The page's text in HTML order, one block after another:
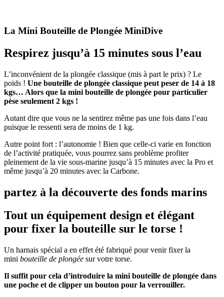
La Mini Bouteille de Plongée MiniDive
Respirez jusqu’à 15 minutes sous l’eau
L’inconvénient de la plongée classique (mis à part le prix) ? Le
poids ! Une bouteille de plongée classique peut peser de 14 à 18
kgs… Alors que la mini bouteille de plongée pour particulier
pèse seulement 2 kgs !
Autant dire que vous ne la sentirez même pas une fois dans l’eau
puisque le ressenti sera de moins de 1 kg.
Autre point fort : l’autonomie ! Bien que celle-ci varie en fonction
de l’activité pratiquée, vous pourrez sans problème profiter
pleinement de la vie sous-marine jusqu’à 15 minutes avec la Pro et
même jusqu’à 20 minutes avec la Carbone.
partez à la découverte des fonds marins
Tout un équipement design et élégant
pour fixer la bouteille sur le torse !
Un harnais spécial a en effet été fabriqué pour venir fixer la
mini bouteille de plongée sur votre torse.
Il suffit pour cela d’introduire la mini bouteille de plongée dans
une poche et de clipper un bouton pour la verrouiller.